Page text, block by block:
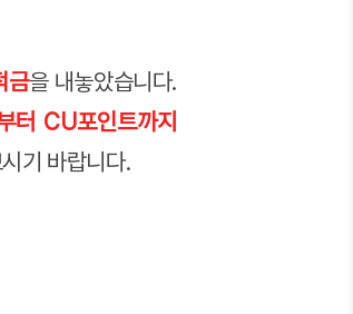
금을 내놓았습니다.
터 CU포인트까지
기 바랍니다.